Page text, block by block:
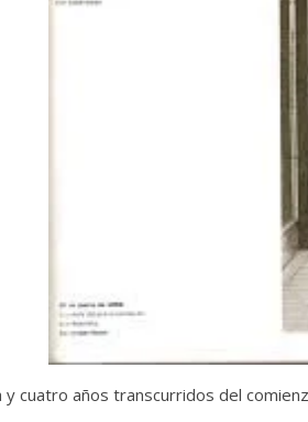
y cuatro años transcurridos del